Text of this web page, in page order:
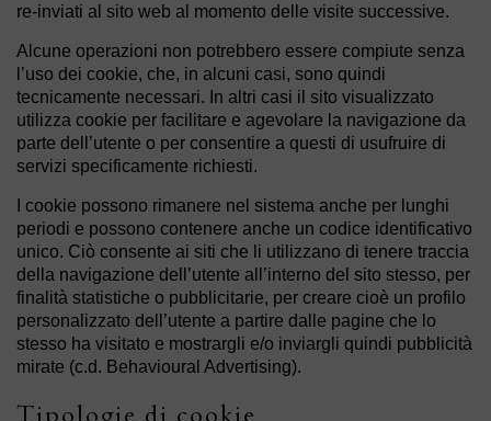
re-inviati al sito web al momento delle visite successive.
Alcune operazioni non potrebbero essere compiute senza
l’uso dei cookie, che, in alcuni casi, sono quindi
tecnicamente necessari. In altri casi il sito visualizzato
utilizza cookie per facilitare e agevolare la navigazione da
parte dell’utente o per consentire a questi di usufruire di
servizi specificamente richiesti.
I cookie possono rimanere nel sistema anche per lunghi
periodi e possono contenere anche un codice identificativo
unico. Ciò consente ai siti che li utilizzano di tenere traccia
della navigazione dell’utente all’interno del sito stesso, per
finalità statistiche o pubblicitarie, per creare cioè un profilo
personalizzato dell’utente a partire dalle pagine che lo
stesso ha visitato e mostrargli e/o inviargli quindi pubblicità
mirate (c.d. Behavioural Advertising).
Tipologie di cookie